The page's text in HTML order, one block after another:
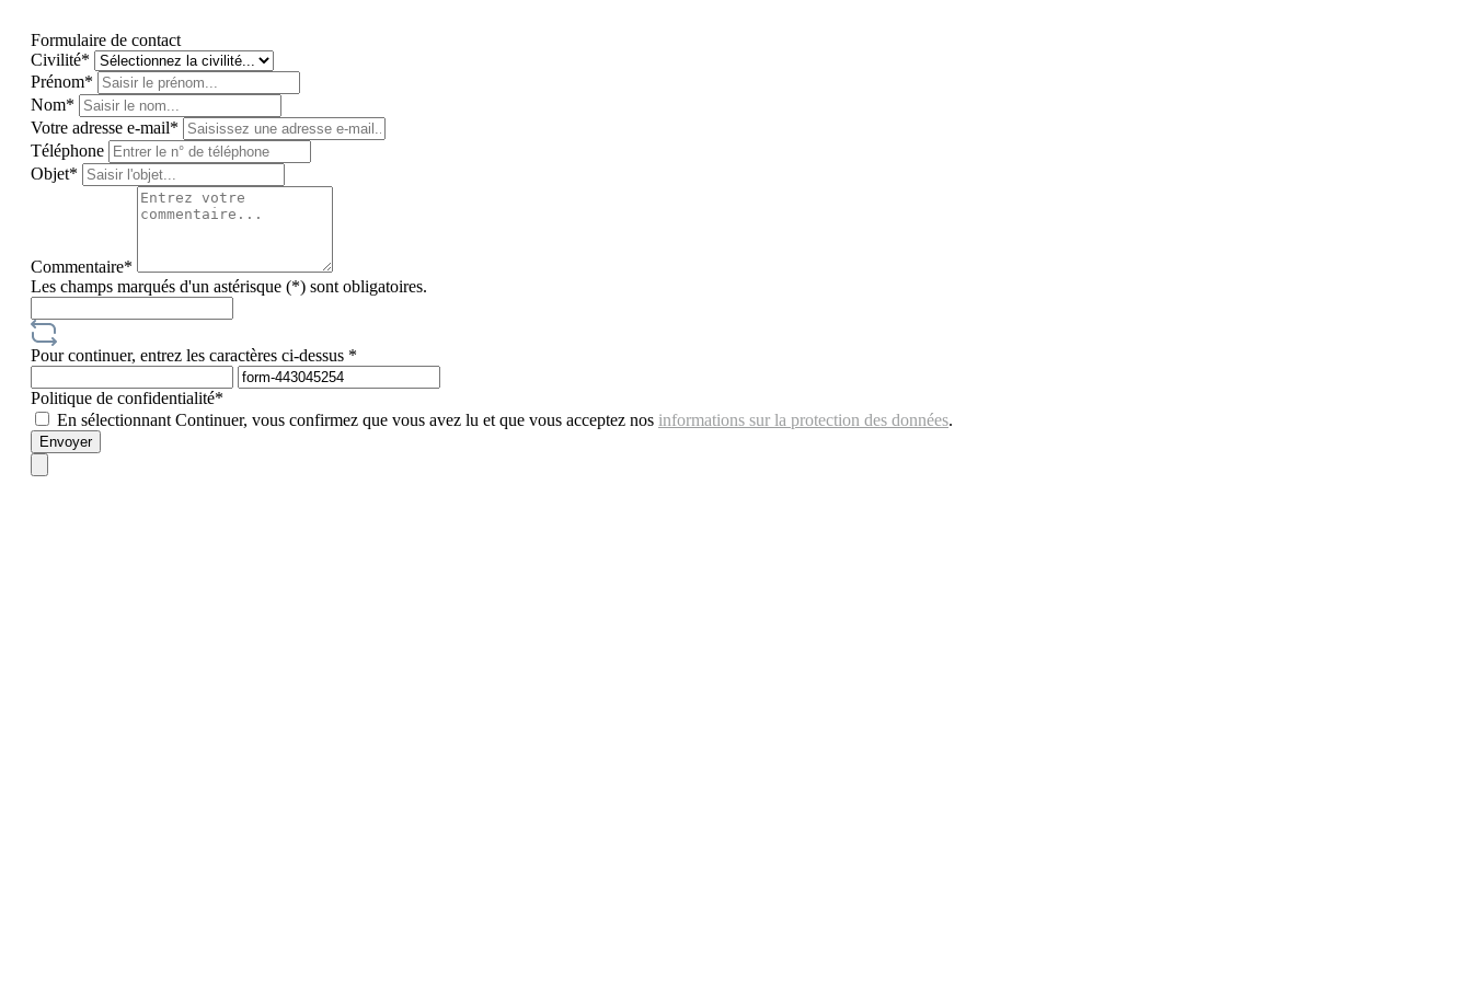
Formulaire de contact
Civilité*
Prénom*
Nom*
Votre adresse e-mail*
Téléphone
Objet*
Commentaire*
Les champs marqués d'un astérisque (*) sont obligatoires.
Pour continuer, entrez les caractères ci-dessus *
Politique de confidentialité*
En sélectionnant Continuer, vous confirmez que vous avez lu et que vous acceptez nos informations sur la protection des données.
Envoyer